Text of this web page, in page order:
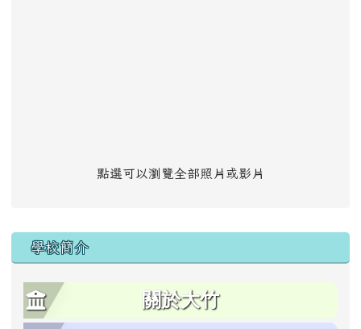
點選可以瀏覽全部照片或影片
學校簡介
關於大竹